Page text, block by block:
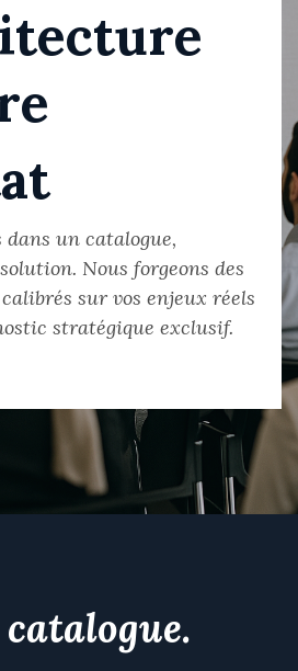
dans un catalogue,
Nous forgeons des
sur vos enjeux réels
stratégique exclusif.
.